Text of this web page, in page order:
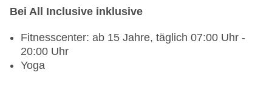
Bei All Inclusive inklusive
Fitnesscenter: ab 15 Jahre, täglich 07:00 Uhr -
20:00 Uhr
Yoga